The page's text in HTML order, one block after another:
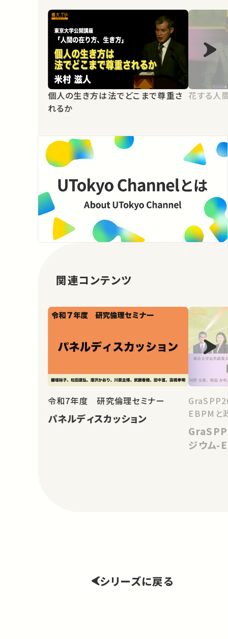
個人の生き方は法でどこまで尊重さ
れるか
花する人
関連コンテンツ
令和7年度 研究倫理セミナー
パネルディスカッション
EBPMと
ジウム-
シリーズに戻る